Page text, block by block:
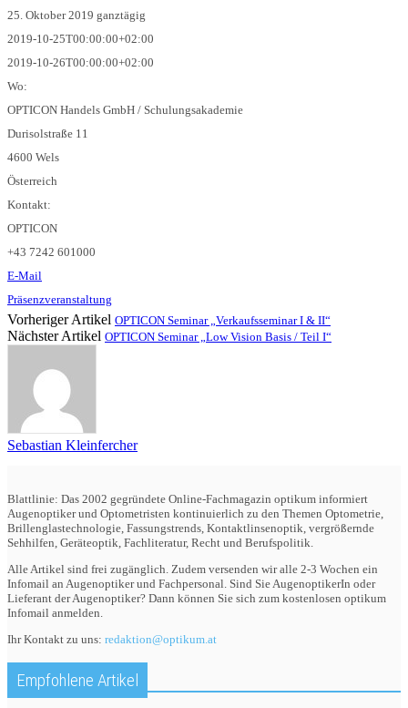
25. Oktober 2019 ganztägig
2019-10-25T00:00:00+02:00
2019-10-26T00:00:00+02:00
Wo:
OPTICON Handels GmbH / Schulungsakademie
Durisolstraße 11
4600 Wels
Österreich
Kontakt:
OPTICON
+43 7242 601000
E-Mail
Präsenzveranstaltung
Vorheriger Artikel OPTICON Seminar „Verkaufsseminar I & II“
Nächster Artikel OPTICON Seminar „Low Vision Basis / Teil I“
Sebastian Kleinfercher
Blattlinie: Das 2002 gegründete Online-Fachmagazin optikum informiert
Augenoptiker und Optometristen kontinuierlich zu den Themen Optometrie,
Brillenglastechnologie, Fassungstrends, Kontaktlinsenoptik, vergrößernde
Sehhilfen, Geräteoptik, Fachliteratur, Recht und Berufspolitik.
Alle Artikel sind frei zugänglich. Zudem versenden wir alle 2-3 Wochen ein
Infomail an Augenoptiker und Fachpersonal. Sind Sie AugenoptikerIn oder
Lieferant der Augenoptiker? Dann können Sie sich zum kostenlosen optikum
Infomail anmelden.
Ihr Kontakt zu uns: redaktion@optikum.at
Empfohlene Artikel